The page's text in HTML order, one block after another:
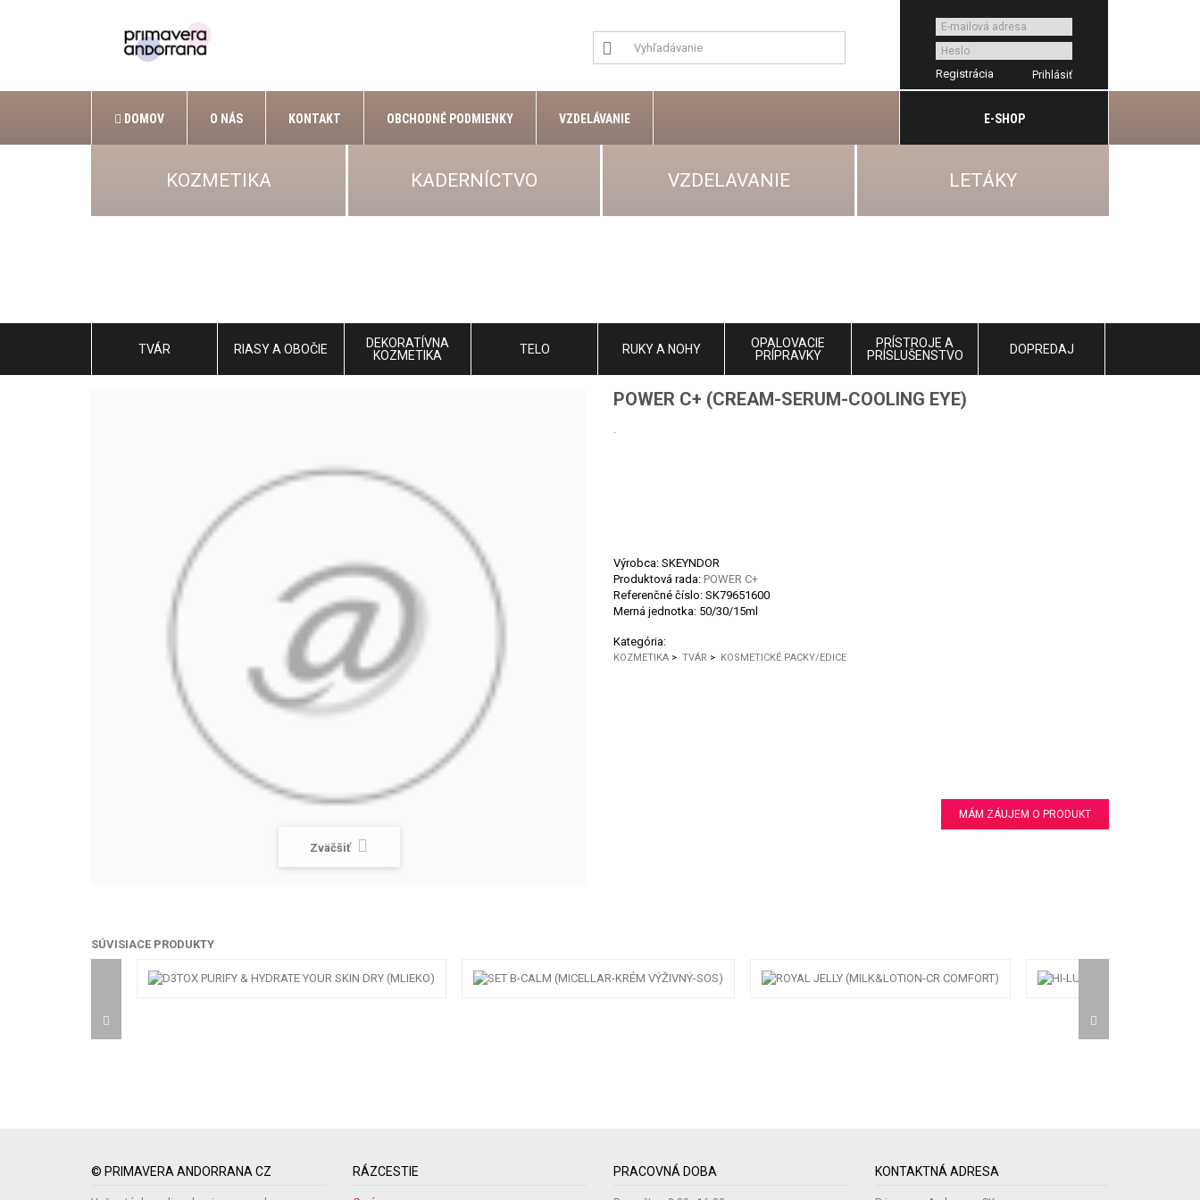
Registrácia
DOMOV O NÁS KONTAKT OBCHODNÉ PODMIENKY VZDELÁVANIE E-SHOP
KOZMETIKA KADERNÍCTVO VZDELAVANIE LETÁKY
TVÁR RIASY A OBOČIE
DEKORATÍVNA
KOZMETIKA
TELO RUKY A NOHY
OPALOVACIE
PRÍPRAVKY
PRÍSTROJE A
PRÍSLUŠENSTVO
DOPREDAJ
Zväčšiť
POWER C+ (CREAM-SERUM-COOLING EYE)
.
Výrobca: SKEYNDOR
Produktová rada: POWER C+
Referenčné číslo: SK79651600
Merná jednotka: 50/30/15ml
Kategória:
KOZMETIKA > TVÁR > KOSMETICKÉ PACKY/EDICE
MÁM ZÁUJEM O PRODUKT
SÚVISIACE PRODUKTY
© PRIMAVERA ANDORRANA CZ RÁZCESTIE PRACOVNÁ DOBA KONTAKTNÁ ADRESA